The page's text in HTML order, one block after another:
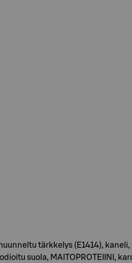
tärkkelys (E1414),
suola, MAITOPROTEIINI,